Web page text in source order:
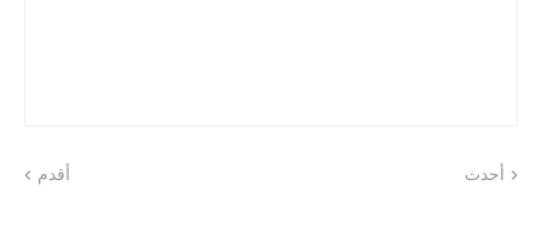
أحدث أقدم